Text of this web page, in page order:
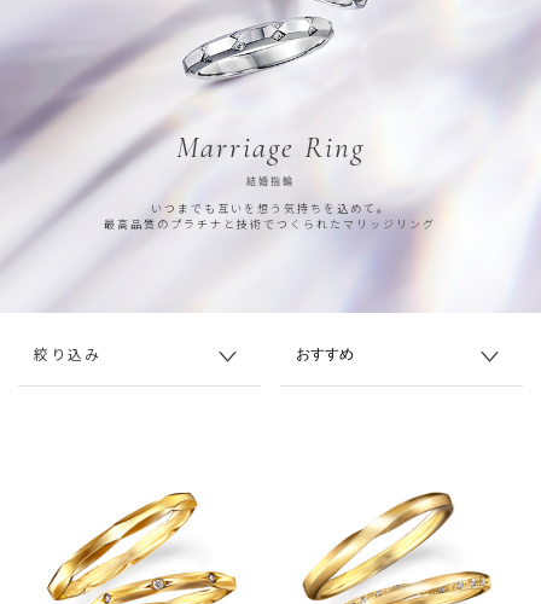
Marriage Ring
結婚指輪
いつまでも互いを想う気持ちを込めて。
最高品質のプラチナと技術でつくられたマリッジリング
絞り込み